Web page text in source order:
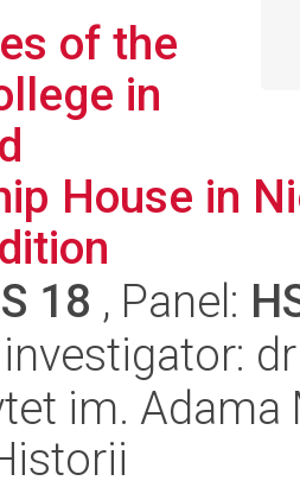
of the
in
House in
18 , Panel:
im.